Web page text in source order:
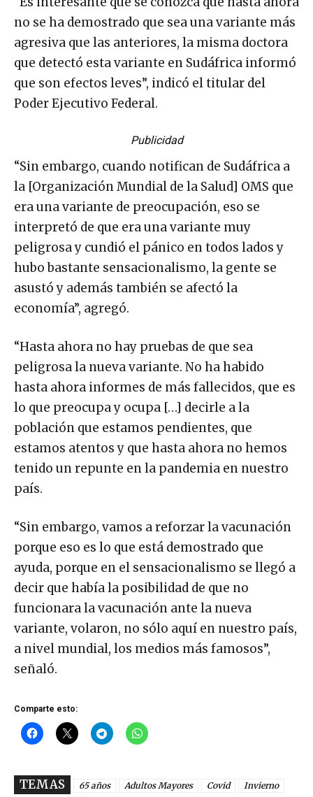
no se ha demostrado que sea una variante más
agresiva que las anteriores, la misma doctora
que detectó esta variante en Sudáfrica informó
que son efectos leves”, indicó el titular del
Poder Ejecutivo Federal.
Publicidad
“Sin embargo, cuando notifican de Sudáfrica a
la [Organización Mundial de la Salud] OMS que
era una variante de preocupación, eso se
interpretó de que era una variante muy
peligrosa y cundió el pánico en todos lados y
hubo bastante sensacionalismo, la gente se
asustó y además también se afectó la
economía”, agregó.
“Hasta ahora no hay pruebas de que sea
peligrosa la nueva variante. No ha habido
hasta ahora informes de más fallecidos, que es
lo que preocupa y ocupa […] decirle a la
población que estamos pendientes, que
estamos atentos y que hasta ahora no hemos
tenido un repunte en la pandemia en nuestro
país.
“Sin embargo, vamos a reforzar la vacunación
porque eso es lo que está demostrado que
ayuda, porque en el sensacionalismo se llegó a
decir que había la posibilidad de que no
funcionara la vacunación ante la nueva
variante, volaron, no sólo aquí en nuestro país,
a nivel mundial, los medios más famosos”,
señaló.
Comparte esto:
TEMAS 65 años Adultos Mayores Covid
Invierno